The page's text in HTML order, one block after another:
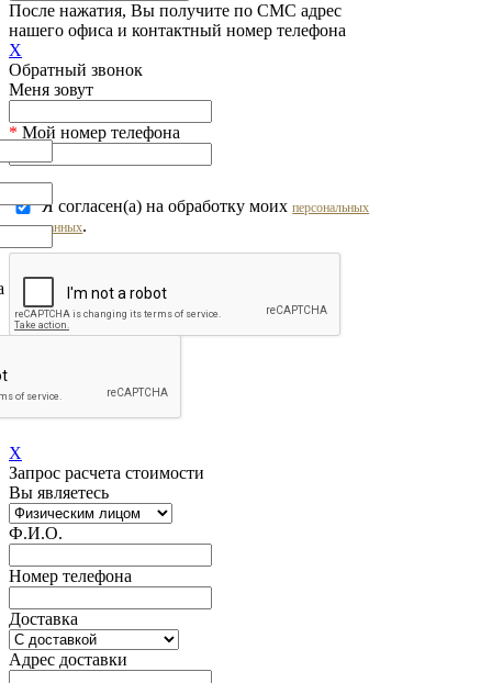
После нажатия, Вы получите по СМС адрес
нашего офиса и контактный номер телефона
X
Обратный звонок
Меня зовут
* Мой номер телефона
Я согласен(а) на обработку моихперсональных
данных.
обработку моихперсональных
X
Запрос расчета стоимости
Вы являетесь
Ф.И.О.
Номер телефона
Доставка
Адрес доставки